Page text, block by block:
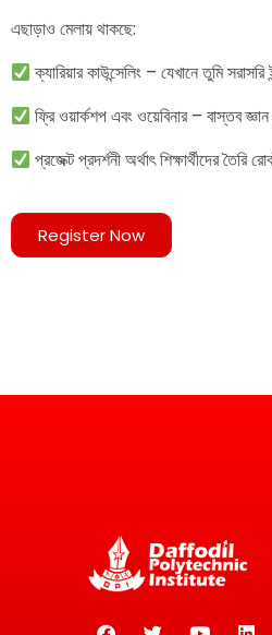
এছাড়াও মেলায় থাকছে:
ক্যারিয়ার কাউন্সেলিং – যেখানে তুমি
ফ্রি ওয়ার্কশপ এবং ওয়েবিনার – বাস্তব
প্রজেক্ট প্রদর্শনী অর্থাৎ শিক্ষার্থীদের
Register Now